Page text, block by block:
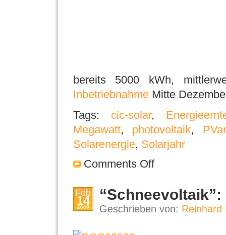
bereits 5000 kWh,
InbetriebnahmeMitte
Tags: cic-solar,
Megawatt, photovoltaik,
Solarenergie, Solarjahr
Comments Off
Feb
14
2009 Geschrieben von: Reinhard